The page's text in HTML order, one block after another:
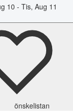
10 - Tis, Aug 11
önskelistan